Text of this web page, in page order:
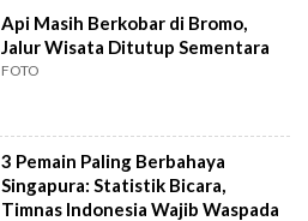
Api Masih Berkobar di Bromo,
Jalur Wisata Ditutup Sementara
FOTO
3 Pemain Paling Berbahaya
Singapura: Statistik Bicara,
Timnas Indonesia Wajib Waspada